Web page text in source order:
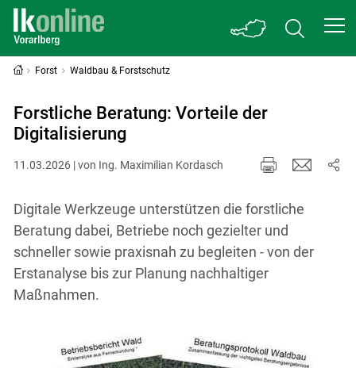
Forst Waldbau & Forstschutz
Forstliche Beratung: Vorteile der
Digitalisierung
11.03.2026 | von Ing. Maximilian Kordasch
Digitale Werkzeuge unterstützen die forstliche
Beratung dabei, Betriebe noch gezielter und
schneller sowie praxisnah zu begleiten - von der
Erstanalyse bis zur Planung nachhaltiger
Maßnahmen.